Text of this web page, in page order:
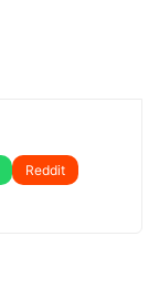
Reddit